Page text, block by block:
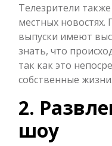
Телезрители
местных
выпуски имеют
знать, что
так как это
собственные жизни.
2.
шоу